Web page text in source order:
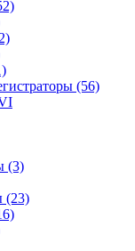
(56)
(3)
(23)